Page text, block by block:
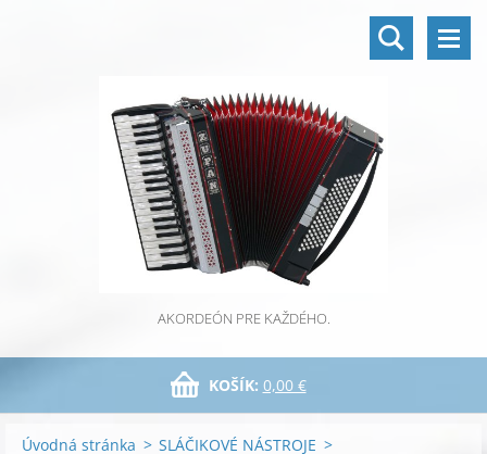
AKORDEÓN PRE KAŽDÉHO.
KOŠÍK: 0,00 €
Úvodná stránka > SLÁČIKOVÉ NÁSTROJE >